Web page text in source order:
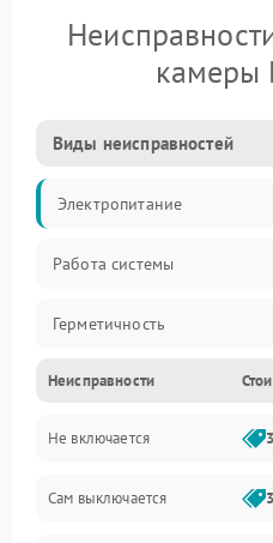
камеры
Виды неисправностей
Электропитание
Работа системы
Герметичность
Механика
Неисправности
Не включается
Сам выключается